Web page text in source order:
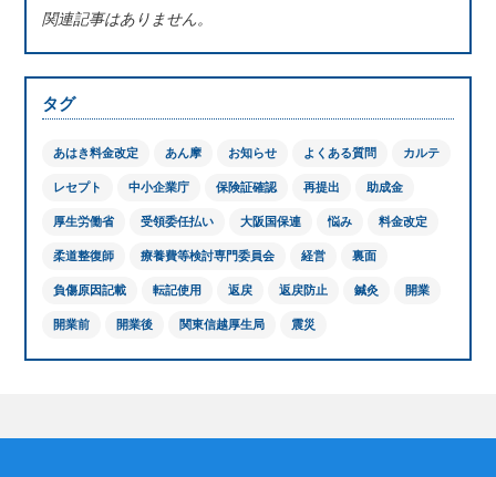
関連記事はありません。
タグ
あはき料金改定 あん摩 お知らせ よくある質問 カルテ
レセプト 中小企業庁 保険証確認 再提出 助成金
厚生労働省 受領委任払い 大阪国保連 悩み 料金改定
柔道整復師 療養費等検討専門委員会 経営 裏面
負傷原因記載 転記使用 返戻 返戻防止 鍼灸 開業
開業前 開業後 関東信越厚生局 震災